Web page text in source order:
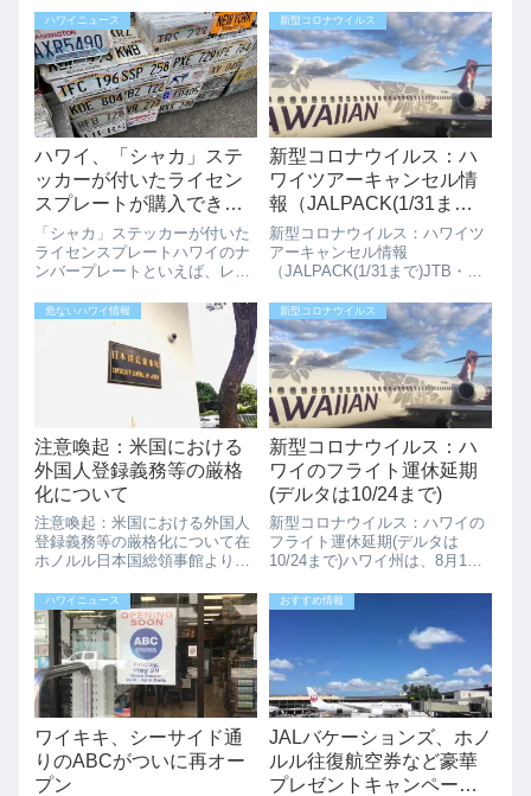
ハワイニュース
ハワイ、「シャカ」ステ
ッカーが付いたライセン
スプレートが購入できま
す
「シャカ」ステッカーが付いた
ライセンスプレートハワイのナ
ンバープレートといえば、レン
デザインですよね。6月まで
に、「シャカ」ステッカーが付
いた新しいライセンスプレート
を購入できるようになります。
これで運転中にハン...
新型コロナウイルス
新型コロナウイルス：ハ
ワイツアーキャンセル情
報（JALPACK(1/31ま
で)JTB・HIS(1/7まで)）
新型コロナウイルス：ハワイツ
アーキャンセル情報
（JALPACK(1/31まで)JTB・
らの渡航者に対する１４日間の
自己隔離を免除する事前検査プ
ログラムの開始され、観光業が
再開されつつあり、ANAセー
ル...
危ないハワイ情報
注意喚起：米国における
外国人登録義務等の厳格
化について
注意喚起：米国における外国人
登録義務等の厳格化について在
ホノルル日本国総領事館より注
で紹介します。「注意喚起：米
国における外国人登録義務等の
厳格化について」の注意喚起が
ありました。【重要】2025年4
月11日より...
新型コロナウイルス
新型コロナウイルス：ハ
ワイのフライト運休延期
(デルタは10/24まで)
新型コロナウイルス：ハワイの
フライト運休延期(デルタは
10/24まで)ハワイ州は、8月1日
14日間隔離免除をすると発表し
済活動が再開されていますが、
ハワイの観光業再開にはまだま
だ時間が...
ハワイニュース
ワイキキ、シーサイド通
りのABCがついに再オー
プン
おすすめ情報
JALバケーションズ、ホノ
ルル往復航空券など豪華
プレゼントキャンペーン